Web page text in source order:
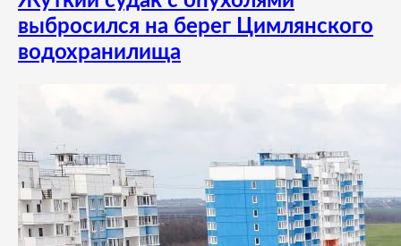
выбросился на берег Цимлянского
водохранилища